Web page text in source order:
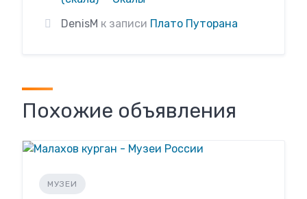
DenisM к записи Плато Путорана
Похожие объявления
МУЗЕИ